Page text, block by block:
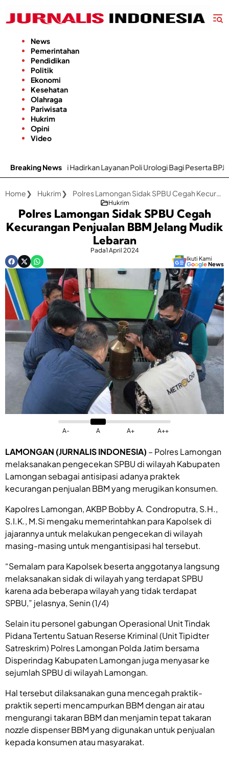
konten
News
Pemerintahan
Pendidikan
Politik
Ekonomi
Kesehatan
Olahraga
Pariwisata
Hukrim
Opini
Video
Breaking News
Layanan Poli Urologi Bagi Peserta BPJS Kesehatan
Home Hukrim Polres Lamongan Sidak SPBU Cegah Kecurangan Penjualan BBM Jelang Mudik Lebaran
Hukrim
Polres Lamongan Sidak SPBU Cegah
Kecurangan Penjualan BBM Jelang Mudik
Lebaran
Pada1 April 2024
Ikuti Kami
GoogleNews
A- A A+ A++
LAMONGAN (JURNALIS INDONESIA) – Polres Lamongan
melaksanakan pengecekan SPBU di wilayah Kabupaten
Lamongan sebagai antisipasi adanya praktek
kecurangan penjualan BBM yang merugikan konsumen.
Kapolres Lamongan, AKBP Bobby A. Condroputra, S.H.,
S.I.K., M.Si mengaku memerintahkan para Kapolsek di
jajarannya untuk melakukan pengecekan di wilayah
masing-masing untuk mengantisipasi hal tersebut.
“Semalam para Kapolsek beserta anggotanya langsung
melaksanakan sidak di wilayah yang terdapat SPBU
karena ada beberapa wilayah yang tidak terdapat
SPBU,” jelasnya, Senin (1/4)
Selain itu personel gabungan Operasional Unit Tindak
Pidana Tertentu Satuan Reserse Kriminal (Unit Tipidter
Satreskrim) Polres Lamongan Polda Jatim bersama
Disperindag Kabupaten Lamongan juga menyasar ke
sejumlah SPBU di wilayah Lamongan.
Hal tersebut dilaksanakan guna mencegah praktik-
praktik seperti mencampurkan BBM dengan air atau
mengurangi takaran BBM dan menjamin tepat takaran
nozzle dispenser BBM yang digunakan untuk penjualan
kepada konsumen atau masyarakat.